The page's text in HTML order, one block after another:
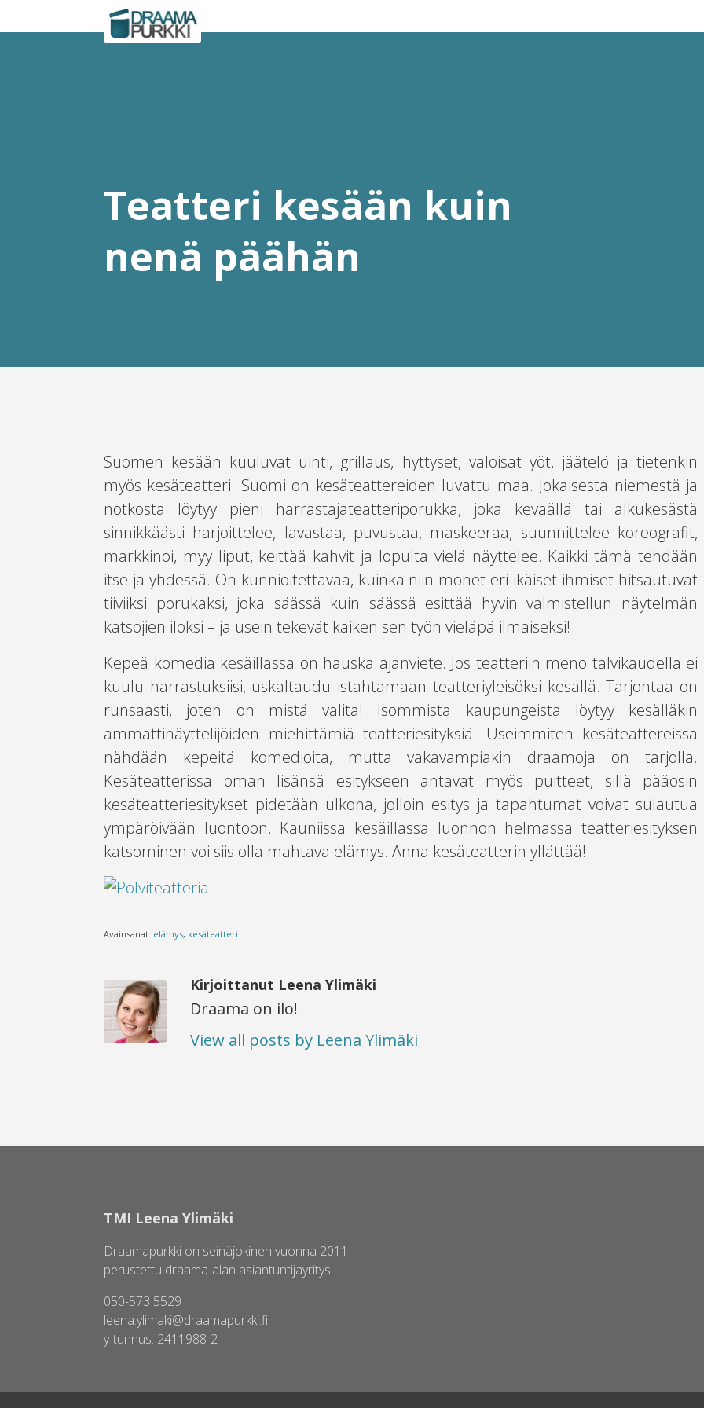
Teatteri kesään kuin
nenä päähän
Suomen kesään kuuluvat uinti, grillaus, hyttyset, valoisat yöt, jäätelö ja tietenkin
myös kesäteatteri. Suomi on kesäteattereiden luvattu maa. Jokaisesta niemestä ja
notkosta löytyy pieni harrastajateatteriporukka, joka keväällä tai alkukesästä
sinnikkäästi harjoittelee, lavastaa, puvustaa, maskeeraa, suunnittelee koreografit,
markkinoi, myy liput, keittää kahvit ja lopulta vielä näyttelee. Kaikki tämä tehdään
itse ja yhdessä. On kunnioitettavaa, kuinka niin monet eri ikäiset ihmiset hitsautuvat
tiiviiksi porukaksi, joka säässä kuin säässä esittää hyvin valmistellun näytelmän
katsojien iloksi – ja usein tekevät kaiken sen työn vieläpä ilmaiseksi!
Kepeä komedia kesäillassa on hauska ajanviete. Jos teatteriin meno talvikaudella ei
kuulu harrastuksiisi, uskaltaudu istahtamaan teatteriyleisöksi kesällä. Tarjontaa on
runsaasti, joten on mistä valita! Isommista kaupungeista löytyy kesälläkin
ammattinäyttelijöiden miehittämiä teatteriesityksiä. Useimmiten kesäteattereissa
nähdään kepeitä komedioita, mutta vakavampiakin draamoja on tarjolla.
Kesäteatterissa oman lisänsä esitykseen antavat myös puitteet, sillä pääosin
kesäteatteriesitykset pidetään ulkona, jolloin esitys ja tapahtumat voivat sulautua
ympäröivään luontoon. Kauniissa kesäillassa luonnon helmassa teatteriesityksen
katsominen voi siis olla mahtava elämys. Anna kesäteatterin yllättää!
Avainsanat: elämys, kesäteatteri
Kirjoittanut Leena Ylimäki
Draama on ilo!
View all posts by Leena Ylimäki
TMI Leena Ylimäki
Draamapurkki on seinäjokinen vuonna 2011
perustettu draama-alan asiantuntijayritys.
050-573 5529
leena.ylimaki@draamapurkki.fi
y-tunnus: 2411988-2